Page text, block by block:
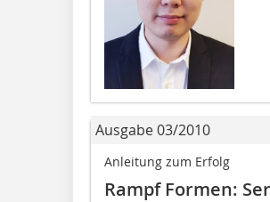
Ausgabe 03/2010
Anleitung zum Erfolg
Rampf Formen: